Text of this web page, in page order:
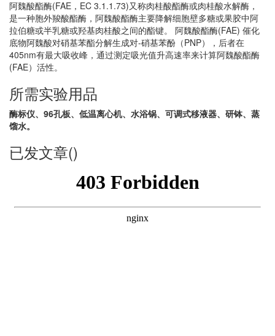
阿魏酸酯酶(FAE，EC 3.1.1.73)又称肉桂酸酯酶或肉桂酸水解酶，
是一种胞外羧酸酯酶，阿魏酸酯酶主要降解细胞壁多糖或果胶中阿
拉伯糖或半乳糖或羟基肉桂酸之间的酯键。 阿魏酸酯酶(FAE) 催化
底物阿魏酸对硝基苯酯分解生成对-硝基苯酚（PNP），后者在
405nm有最大吸收峰，通过测定吸光值升高速率来计算阿魏酸酯酶
(FAE）活性。
所需实验用品
酶标仪、96孔板、低温离心机、水浴锅、可调式移液器、研钵、蒸
馏水。
已发文章()